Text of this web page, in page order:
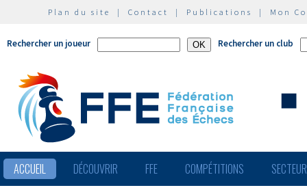
Plan du site | Contact | Publications | Mon
Rechercher un joueur Rechercher un club
ACCUEIL DÉCOUVRIR FFE COMPÉTITIONS